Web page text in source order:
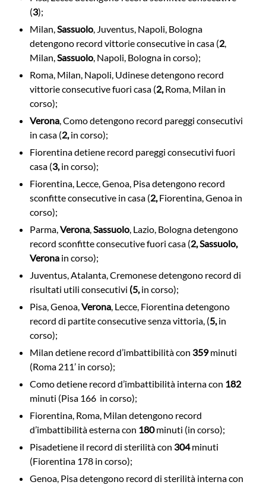
(3);
Milan,Sassuolo, Juventus, Napoli, Bologna
detengono record vittorie consecutive in casa (2,
Milan,Sassuolo, Napoli, Bologna in corso);
Roma, Milan, Napoli, Udinese detengono record
vittorie consecutive fuori casa (2,Roma, Milan in
corso);
Verona, Como detengono record pareggi consecutivi
in casa (2,in corso);
Fiorentina detiene record pareggi consecutivi fuori
casa (3,in corso);
Fiorentina, Lecce, Genoa, Pisa detengono record
sconfitte consecutive in casa (2,Fiorentina, Genoa in
corso);
Parma,Verona,Sassuolo, Lazio, Bologna detengono
record sconfitte consecutive fuori casa (2, Sassuolo,
Verona in corso);
Juventus, Atalanta, Cremonese detengono record di
risultati utili consecutivi (5,in corso);
Pisa, Genoa,Verona, Lecce, Fiorentina detengono
record di partite consecutive senza vittoria, (5,in
corso);
Milan detiene record d’imbattibilità con 359minuti
(Roma 211’ in corso);
Como detiene record d’imbattibilità interna con 182
minuti (Pisa 166 in corso);
Fiorentina, Roma, Milan detengono record
d’imbattibilità esterna con 180minuti (in corso);
Pisadetiene il record di sterilità con 304minuti
(Fiorentina 178 in corso);
Genoa, Pisa detengono record di sterilità interna con